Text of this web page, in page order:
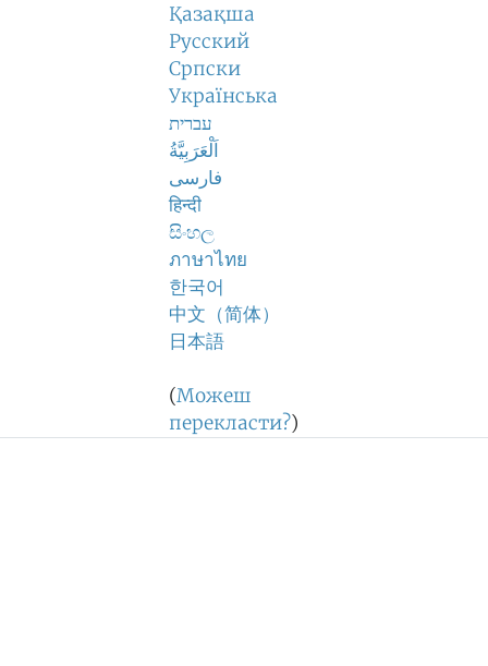
Қазақша
Русский
Српски
Українська
עברית
اَلْعَرَبِيَّةُ
فارسی
हिन्दी
සිංහල
ภาษาไทย
한국어
中文（简体）
日本語
(Можеш
перекласти?)